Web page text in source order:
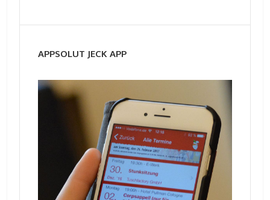
APPSOLUT JECK APP